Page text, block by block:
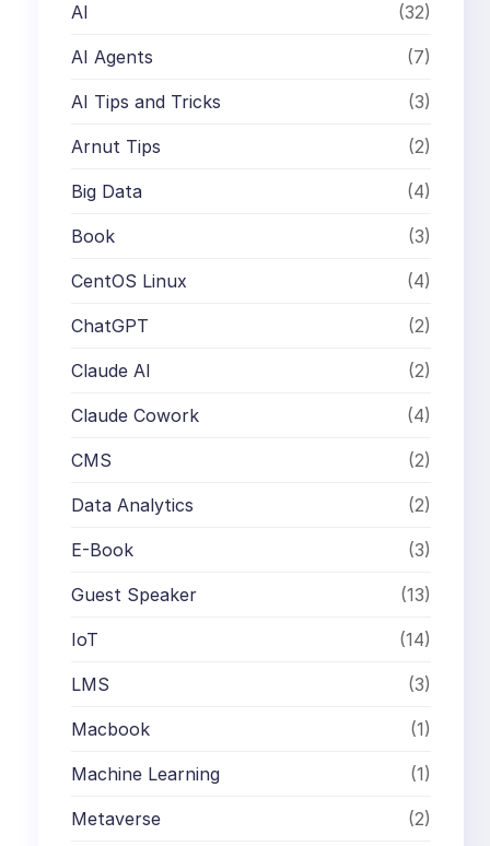
AI (32)
AI Agents (7)
AI Tips and Tricks (3)
Arnut Tips (2)
Big Data (4)
Book (3)
CentOS Linux (4)
ChatGPT (2)
Claude AI (2)
Claude Cowork (4)
CMS (2)
Data Analytics (2)
E-Book (3)
Guest Speaker (13)
IoT (14)
LMS (3)
Macbook (1)
Machine Learning (1)
Metaverse (2)